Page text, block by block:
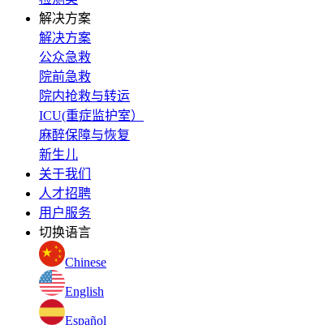
解决方案
解决方案
公众急救
院前急救
院内抢救与转运
ICU(重症监护室）
麻醉保障与恢复
新生儿
关于我们
人才招聘
用户服务
切换语言
Chinese
English
Español